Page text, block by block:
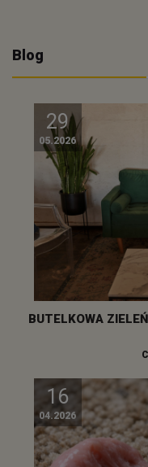
Blog
29
05.2026
BUTELKOWA
16
04.2026